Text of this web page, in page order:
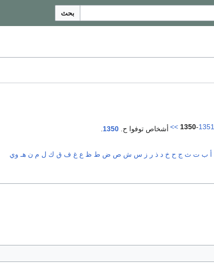
بحث
1350-1351
>> أشخاص توفوا ح. 1350
أ ب ت ث ج ح خ د ذ ر ز س ش ص ض ط ظ ع غ ف ق ك ل م ن هـ وي